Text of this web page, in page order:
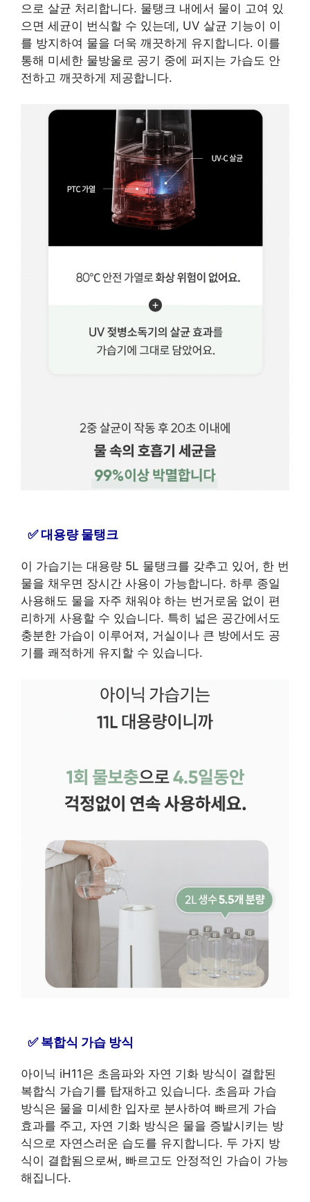
으로 살균 처리합니다. 물탱크 내에서 물이 고여 있
으면 세균이 번식할 수 있는데, UV 살균 기능이 이
를 방지하여 물을 더욱 깨끗하게 유지합니다. 이를
통해 미세한 물방울로 공기 중에 퍼지는 가습도 안
전하고 깨끗하게 제공합니다.
대용량 물탱크
이 가습기는 대용량 5L 물탱크를 갖추고 있어, 한 번
물을 채우면 장시간 사용이 가능합니다. 하루 종일
사용해도 물을 자주 채워야 하는 번거로움 없이 편
리하게 사용할 수 있습니다. 특히 넓은 공간에서도
충분한 가습이 이루어져, 거실이나 큰 방에서도 공
기를 쾌적하게 유지할 수 있습니다.
복합식 가습 방식
아이닉 iH11은 초음파와 자연 기화 방식이 결합된
복합식 가습기를 탑재하고 있습니다. 초음파 가습
방식은 물을 미세한 입자로 분사하여 빠르게 가습
효과를 주고, 자연 기화 방식은 물을 증발시키는 방
식으로 자연스러운 습도를 유지합니다. 두 가지 방
식이 결합됨으로써, 빠르고도 안정적인 가습이 가능
해집니다.